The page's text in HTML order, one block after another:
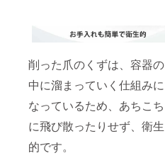
削った爪のくずは、容器の
中に溜まっていく仕組みに
なっているため、あちこち
に飛び散ったりせず、衛生
的です。